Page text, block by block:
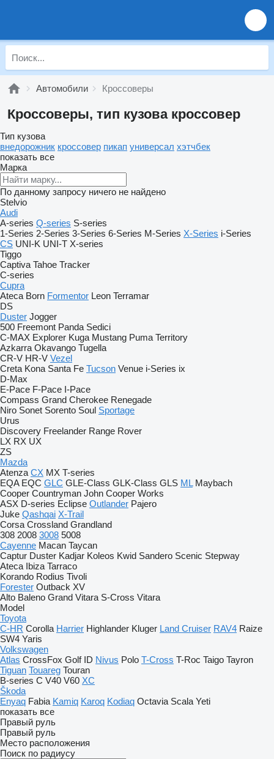
Автомобили Кроссоверы
Кроссоверы, тип кузова кроссовер
Тип кузова
внедорожник кроссовер пикап универсал хэтчбек
показать все
Марка
По данному запросу ничего не найдено
Stelvio
Audi
A-series Q-series S-series
1-Series 2-Series 3-Series 6-Series M-Series X-Series i-Series
CS UNI-K UNI-T X-series
Tiggo
Captiva Tahoe Tracker
C-series
Cupra
Ateca Born Formentor Leon Terramar
DS
Duster Jogger
500 Freemont Panda Sedici
C-MAX Explorer Kuga Mustang Puma Territory
Azkarra Okavango Tugella
CR-V HR-V Vezel
Creta Kona Santa Fe Tucson Venue i-Series ix
D-Max
E-Pace F-Pace I-Pace
Compass Grand Cherokee Renegade
Niro Sonet Sorento Soul Sportage
Urus
Discovery Freelander Range Rover
LX RX UX
ZS
Mazda
Atenza CX MX T-series
EQA EQC GLC GLE-Class GLK-Class GLS ML Maybach
Cooper Countryman John Cooper Works
ASX D-series Eclipse Outlander Pajero
Juke Qashqai X-Trail
Corsa Crossland Grandland
308 2008 3008 5008
Cayenne Macan Taycan
Captur Duster Kadjar Koleos Kwid Sandero Scenic Stepway
Ateca Ibiza Tarraco
Korando Rodius Tivoli
Forester Outback XV
Alto Baleno Grand Vitara S-Cross Vitara
Model
Toyota
C-HR Corolla Harrier Highlander Kluger Land Cruiser RAV4 Raize
SW4 Yaris
Volkswagen
Atlas CrossFox Golf ID Nivus Polo T-Cross T-Roc Taigo Tayron
Tiguan Touareg Touran
B-series C V40 V60 XC
Škoda
Enyaq Fabia Kamiq Karoq Kodiaq Octavia Scala Yeti
показать все
Правый руль
Правый руль
Место расположения
Поиск по радиусу